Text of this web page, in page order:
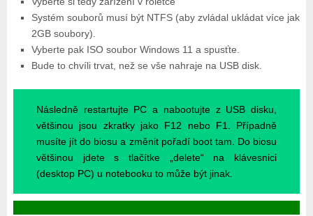
Systém souborů musí být NTFS (aby zvládal ukládat více jak
2GB soubory).
Vyberte pak ISO soubor Windows 11 a spusťte.
Bude to chvíli trvat, než se vše nahraje na USB disk.
Následně restartujte PC a nabootujte z USB disku,
většinou jsou zkratky jako F12 nebo F1. Případně
musíte jít do biosu a změnit pořadí boot tam. Do biosu
většinou jdete s tlačítke „delete“ na klávesnici
(desktop PC) u notebooku to může být jinak.